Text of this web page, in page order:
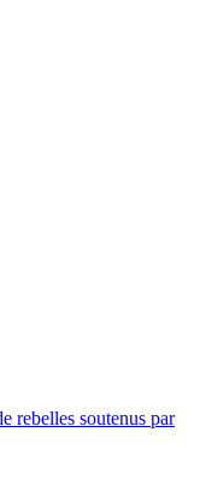
rebelles soutenus par